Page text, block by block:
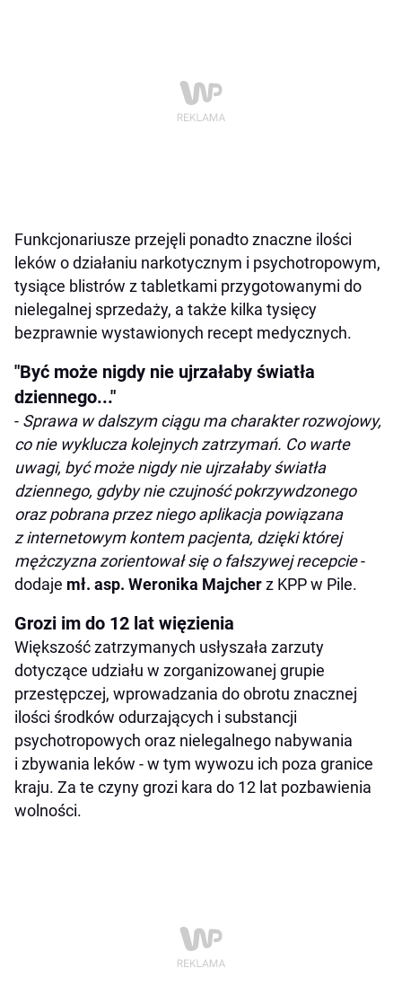
Funkcjonariusze przejęli ponadto znaczne ilości
leków o działaniu narkotycznym i psychotropowym,
tysiące blistrów z tabletkami przygotowanymi do
nielegalnej sprzedaży, a także kilka tysięcy
bezprawnie wystawionych recept medycznych.
"Być może nigdy nie ujrzałaby światła
dziennego..."
- Sprawa w dalszym ciągu ma charakter rozwojowy,
co nie wyklucza kolejnych zatrzymań. Co warte
uwagi, być może nigdy nie ujrzałaby światła
dziennego, gdyby nie czujność pokrzywdzonego
oraz pobrana przez niego aplikacja powiązana
z internetowym kontem pacjenta, dzięki której
mężczyzna zorientował się o fałszywej recepcie-
dodaje mł. asp. Weronika Majcherz KPP w Pile.
Grozi im do 12 lat więzienia
Większość zatrzymanych usłyszała zarzuty
dotyczące udziału w zorganizowanej grupie
przestępczej, wprowadzania do obrotu znacznej
ilości środków odurzających i substancji
psychotropowych oraz nielegalnego nabywania
i zbywania leków - w tym wywozu ich poza granice
kraju. Za te czyny grozi kara do 12 lat pozbawienia
wolności.